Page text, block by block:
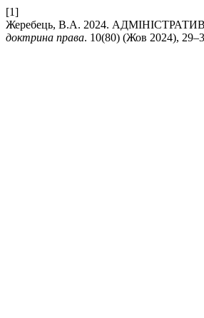
[1]
Жеребець, В.А. 2024.
доктрина права. 10(80) (Жов 2024),